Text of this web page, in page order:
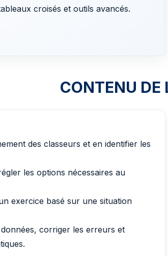
croisés et outils avancés.
CONTENU DE
des classeurs et en identifier les
les options nécessaires au
exercice basé sur une situation
corriger les erreurs et